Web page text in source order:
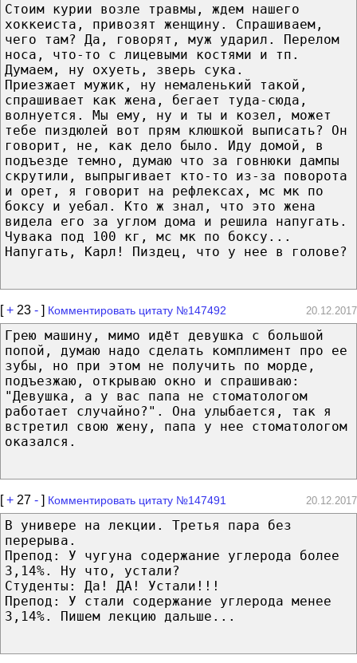
Стоим курии возле травмы, ждем нашего
хоккеиста, привозят женщину. Спрашиваем,
чего там? Да, говорят, муж ударил. Перелом
носа, что-то с лицевыми костями и тп.
Думаем, ну охуеть, зверь сука.
Приезжает мужик, ну немаленький такой,
спрашивает как жена, бегает туда-сюда,
волнуется. Мы ему, ну и ты и козел, может
тебе пиздюлей вот прям клюшкой выписать? Он
говорит, не, как дело было. Иду домой, в
подъезде темно, думаю что за говнюки дампы
скрутили, выпрыгивает кто-то из-за поворота
и орет, я говорит на рефлексах, мс мк по
боксу и уебал. Кто ж знал, что это жена
видела его за углом дома и решила напугать.
Чувака под 100 кг, мс мк по боксу...
Напугать, Карл! Пиздец, что у нее в голове?
[+ 23 - ] Комментировать цитату №147492 20.12.2017
Грею машину, мимо идёт девушка с большой
попой, думаю надо сделать комплимент про ее
зубы, но при этом не получить по морде,
подъезжаю, открываю окно и спрашиваю:
"Девушка, а у вас папа не стоматологом
работает случайно?". Она улыбается, так я
встретил свою жену, папа у нее стоматологом
оказался.
[+ 27 - ] Комментировать цитату №147491 20.12.2017
В универе на лекции. Третья пара без
перерыва.
Препод: У чугуна содержание углерода более
3,14%. Ну что, устали?
Студенты: Да! ДА! Устали!!!
Препод: У стали содержание углерода менее
3,14%. Пишем лекцию дальше...